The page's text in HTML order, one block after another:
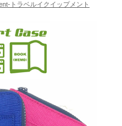
トラベルイクイップメント